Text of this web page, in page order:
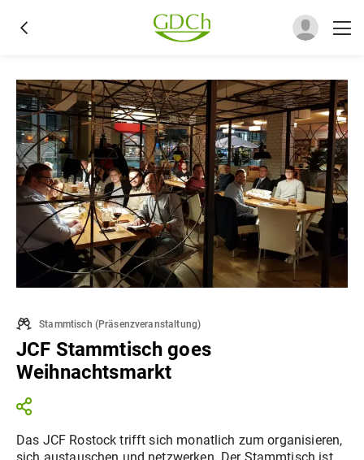
Stammtisch (Präsenzveranstaltung)
JCF Stammtisch goes
Weihnachtsmarkt
Das JCF Rostock trifft sich monatlich zum organisieren,